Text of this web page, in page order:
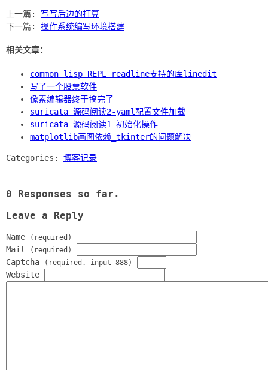
上一篇: 写写后边的打算
下一篇: 操作系统编写环境搭建
相关文章：
common lisp REPL readline支持的库linedit
写了一个股票软件
像素编辑器终于搞完了
suricata 源码阅读2-yaml配置文件加载
suricata 源码阅读1-初始化操作
matplotlib画图依赖_tkinter的问题解决
Categories: 博客记录
0 Responses so far.
Leave a Reply
Name (required)
Mail (required)
Captcha (required. input 888)
Website